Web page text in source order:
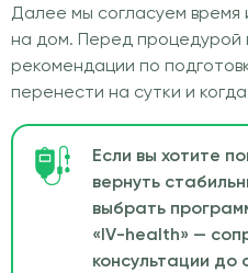
Далее мы согласуем время
на дом. Перед процедурой
рекомендации по
перенести на сутки и
Если вы хотите
вернуть
выбрать
«IV-health» —
консультации до